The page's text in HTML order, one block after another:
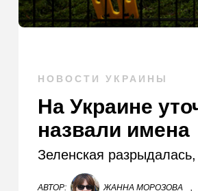
НОВОСТИ УКРАИНЫ
На Украине
назвали имена
Зеленская
АВТОР: ЖАННА МОРОЗОВА ,